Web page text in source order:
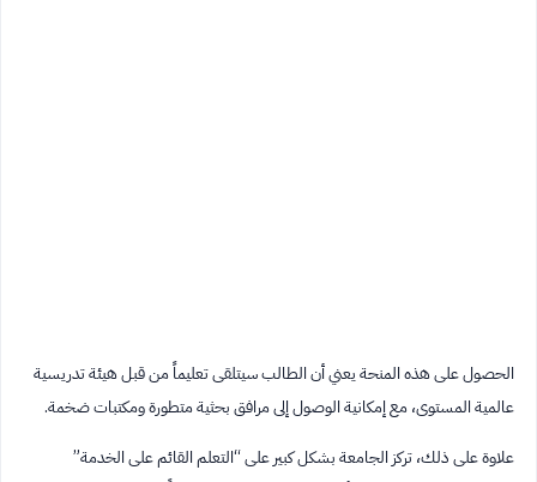
الحصول على هذه المنحة يعني أن الطالب سيتلقى تعليماً من قبل هيئة تدريسية
عالمية المستوى، مع إمكانية الوصول إلى مرافق بحثية متطورة ومكتبات ضخمة.
علاوة على ذلك، تركز الجامعة بشكل كبير على “التعلم القائم على الخدمة”